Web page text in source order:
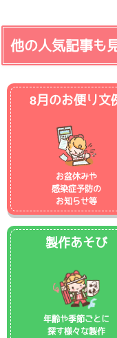
他の人気記事も
8月のお便り文
お盆休みや
感染症予防の
お知らせ等
製作あそび
年齢や季節ごとに
探す様々な製作